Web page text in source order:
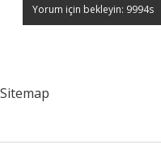
Sitemap